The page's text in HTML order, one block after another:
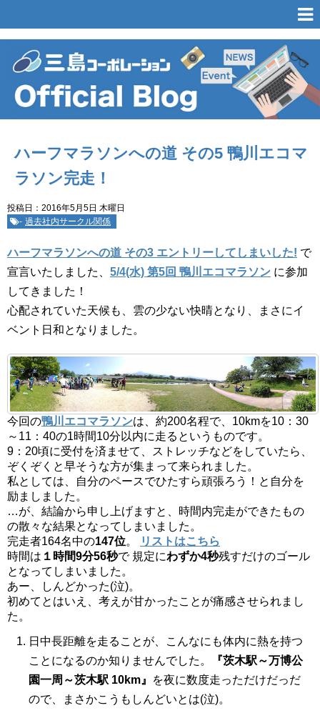
ハーフマラソンへの道 その5 鴨川エコマ
ラソン完走！
投稿日：2016年5月5日 木曜日
- 過去社内サークル関係
ハーフマラソンへの道 その3 エントリーしてしまいした! で
宣言いたしました、 5/4(水) 第5回 鴨川エコマラソン に参加
してきました！
心配されていた天候も、雲の少ない快晴となり、まさにイ
ベント日和となりました。
今回の鴨川エコマラソンは、約200名程で、10kmを10：30
～11：40の1時間10分以内に走るというものです。
9：20頃に受付を済ませて、ストレッチなどをしていたら、
ぞくぞくと早そうな方が集まって来られました。
私としては、自分のペースでひたすら頑張ろう！と自分を
励ましました。
…が、結論から申し上げますと、時間内完走ができたもの
の散々な結果となってしまいました。
完走者164名中の147位。
リストはこちら
時間は １時間9分56秒で 規定にわずか4秒残すだけのゴール
となってしまいました。
あー、しんどかった(泣)。
初めてとはいえ、考えが甘かったことが痛感させられまし
た。
日中長距離を走ることが、こんなにも体内に熱を持つ
ことになるのか知りませんでした。
『茨木駅～万博公
園一周～茨木駅 10km』
を夜に数度走っただけだっだ
ので、まさかこうもしんどいとは(泣)。